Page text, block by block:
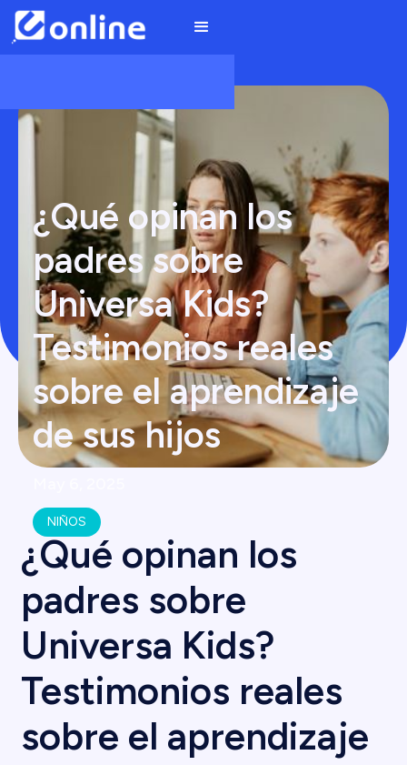
¿Qué opinan los
padres sobre
Universa Kids?
Testimonios reales
sobre el aprendizaje
de sus hijos
NIÑOS
¿Qué opinan los
padres sobre
Universa Kids?
Testimonios reales
sobre el aprendizaje